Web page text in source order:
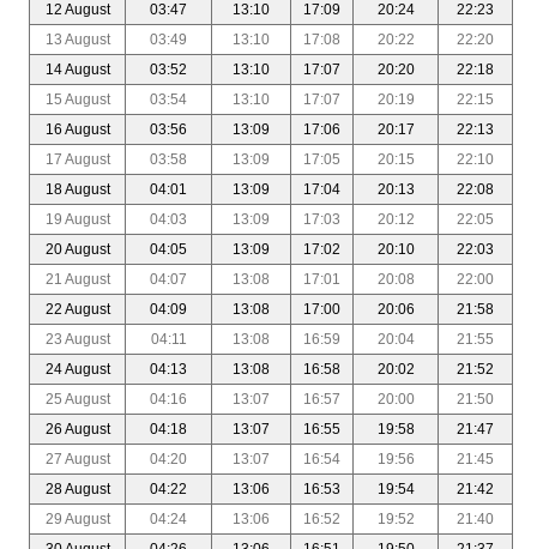
12 August
03:47 13:10 17:09 20:24
22:23
13 August
03:49 13:10 17:08 20:22
22:20
14 August
03:52 13:10 17:07 20:20
22:18
15 August
03:54 13:10 17:07 20:19
22:15
16 August
03:56 13:09 17:06 20:17
22:13
17 August
03:58 13:09 17:05 20:15
22:10
18 August
04:01 13:09 17:04 20:13
22:08
19 August
04:03 13:09 17:03 20:12
22:05
20 August
04:05 13:09 17:02 20:10
22:03
21 August
04:07 13:08 17:01 20:08
22:00
22 August
04:09 13:08 17:00 20:06
21:58
23 August
04:11 13:08 16:59 20:04
21:55
24 August
04:13 13:08 16:58 20:02
21:52
25 August
04:16 13:07 16:57 20:00
21:50
26 August
04:18 13:07 16:55 19:58
21:47
27 August
04:20 13:07 16:54 19:56
21:45
28 August
04:22 13:06 16:53 19:54
21:42
29 August
04:24 13:06 16:52 19:52
21:40